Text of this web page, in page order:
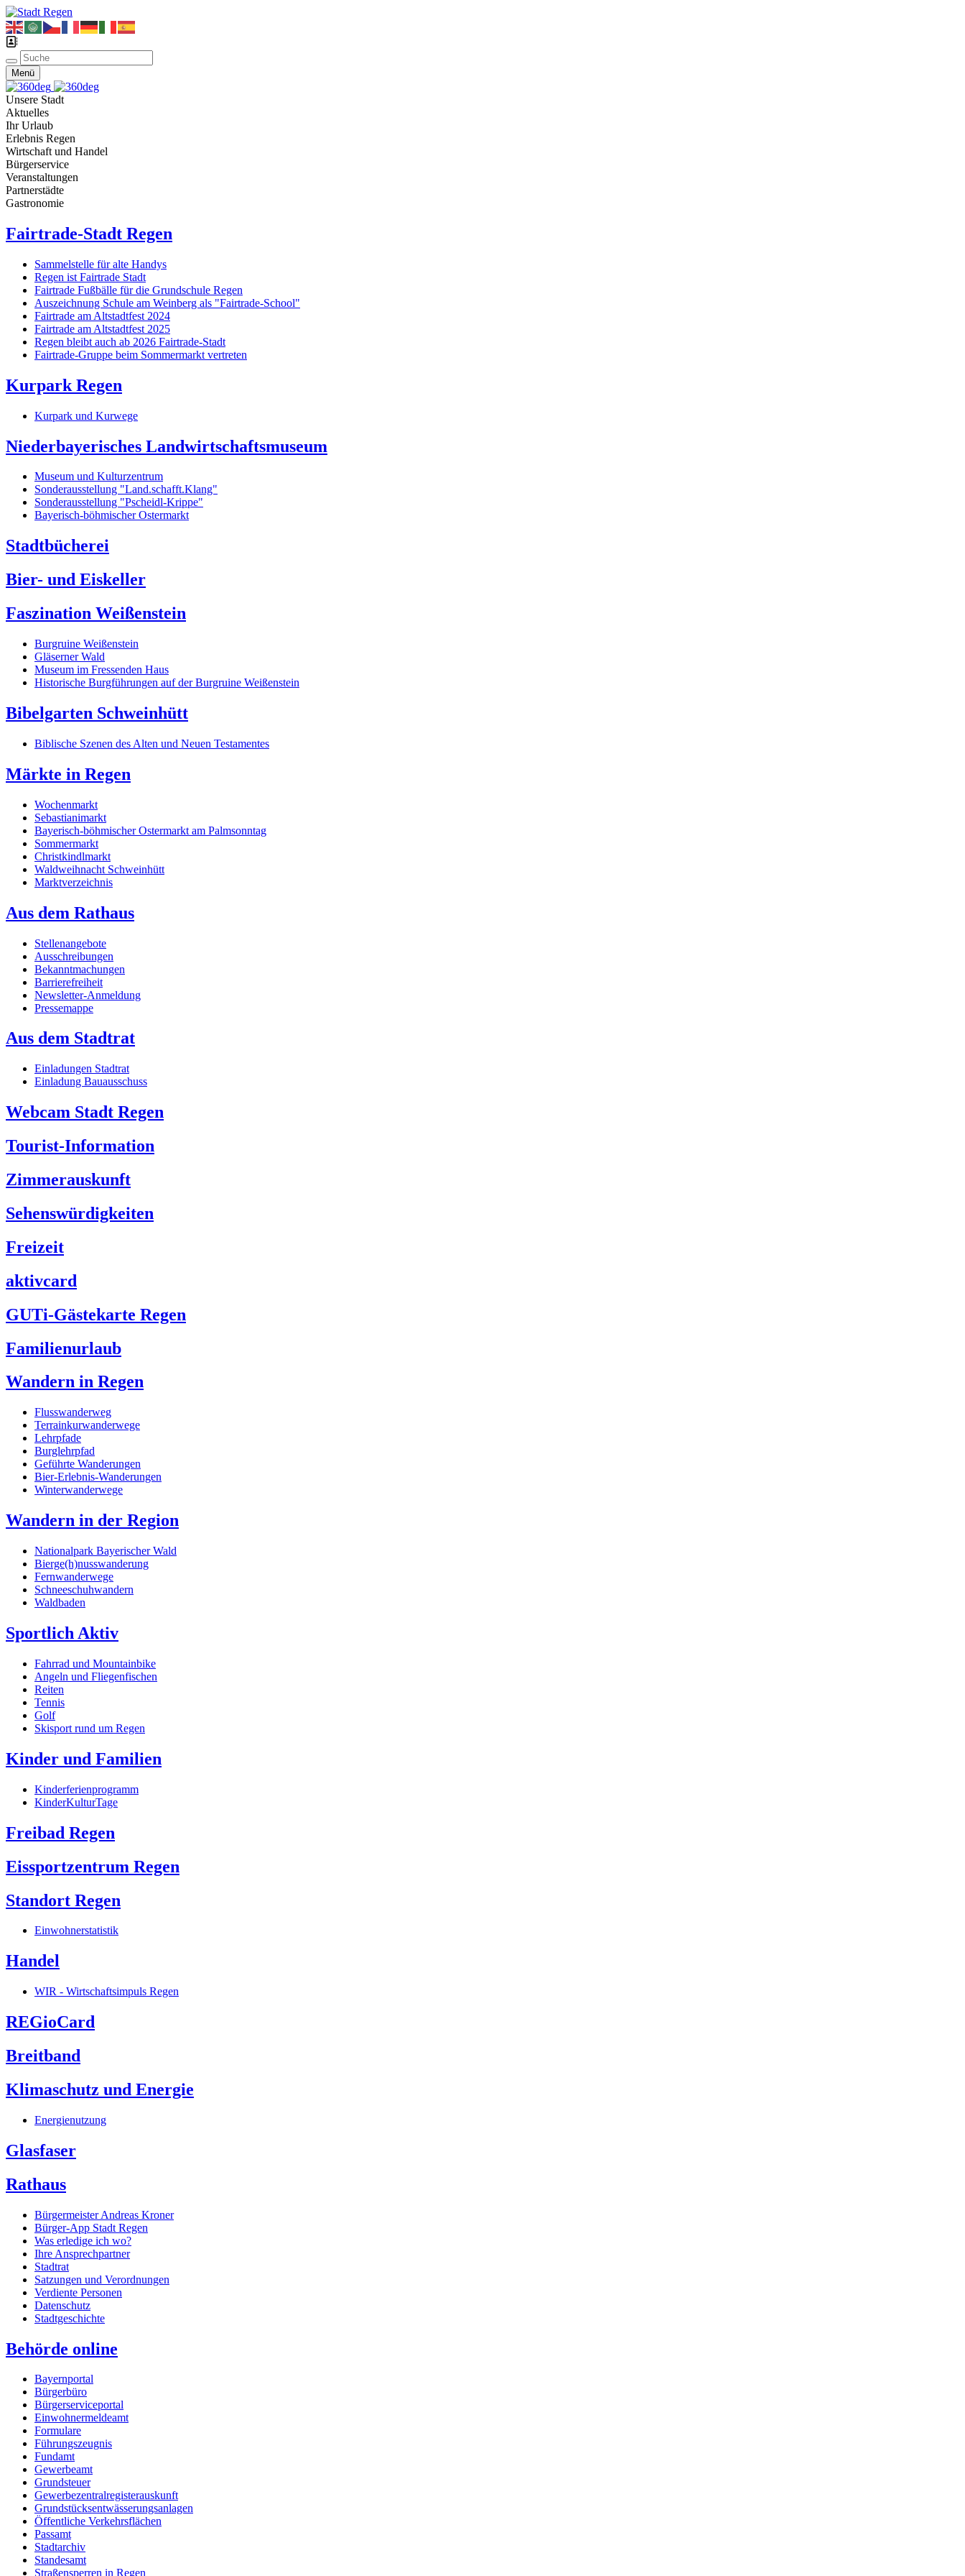
Menü
Unsere Stadt
Aktuelles
Ihr Urlaub
Erlebnis Regen
Wirtschaft und Handel
Bürgerservice
Veranstaltungen
Partnerstädte
Gastronomie
Fairtrade-Stadt Regen
Sammelstelle für alte Handys
Regen ist Fairtrade Stadt
Fairtrade Fußbälle für die Grundschule Regen
Auszeichnung Schule am Weinberg als "Fairtrade-School"
Fairtrade am Altstadtfest 2024
Fairtrade am Altstadtfest 2025
Regen bleibt auch ab 2026 Fairtrade-Stadt
Fairtrade-Gruppe beim Sommermarkt vertreten
Kurpark Regen
Kurpark und Kurwege
Niederbayerisches Landwirtschaftsmuseum
Museum und Kulturzentrum
Sonderausstellung "Land.schafft.Klang"
Sonderausstellung "Pscheidl-Krippe"
Bayerisch-böhmischer Ostermarkt
Stadtbücherei
Bier- und Eiskeller
Faszination Weißenstein
Burgruine Weißenstein
Gläserner Wald
Museum im Fressenden Haus
Historische Burgführungen auf der Burgruine Weißenstein
Bibelgarten Schweinhütt
Biblische Szenen des Alten und Neuen Testamentes
Märkte in Regen
Wochenmarkt
Sebastianimarkt
Bayerisch-böhmischer Ostermarkt am Palmsonntag
Sommermarkt
Christkindlmarkt
Waldweihnacht Schweinhütt
Marktverzeichnis
Aus dem Rathaus
Stellenangebote
Ausschreibungen
Bekanntmachungen
Barrierefreiheit
Newsletter-Anmeldung
Pressemappe
Aus dem Stadtrat
Einladungen Stadtrat
Einladung Bauausschuss
Webcam Stadt Regen
Tourist-Information
Zimmerauskunft
Sehenswürdigkeiten
Freizeit
aktivcard
GUTi-Gästekarte Regen
Familienurlaub
Wandern in Regen
Flusswanderweg
Terrainkurwanderwege
Lehrpfade
Burglehrpfad
Geführte Wanderungen
Bier-Erlebnis-Wanderungen
Winterwanderwege
Wandern in der Region
Nationalpark Bayerischer Wald
Bierge(h)nusswanderung
Fernwanderwege
Schneeschuhwandern
Waldbaden
Sportlich Aktiv
Fahrrad und Mountainbike
Angeln und Fliegenfischen
Reiten
Tennis
Golf
Skisport rund um Regen
Kinder und Familien
Kinderferienprogramm
KinderKulturTage
Freibad Regen
Eissportzentrum Regen
Standort Regen
Einwohnerstatistik
Handel
WIR - Wirtschaftsimpuls Regen
REGioCard
Breitband
Klimaschutz und Energie
Energienutzung
Glasfaser
Rathaus
Bürgermeister Andreas Kroner
Bürger-App Stadt Regen
Was erledige ich wo?
Ihre Ansprechpartner
Stadtrat
Satzungen und Verordnungen
Verdiente Personen
Datenschutz
Stadtgeschichte
Behörde online
Bayernportal
Bürgerbüro
Bürgerserviceportal
Einwohnermeldeamt
Formulare
Führungszeugnis
Fundamt
Gewerbeamt
Grundsteuer
Gewerbezentralregisterauskunft
Grundstücksentwässerungsanlagen
Öffentliche Verkehrsflächen
Passamt
Stadtarchiv
Standesamt
Straßensperren in Regen